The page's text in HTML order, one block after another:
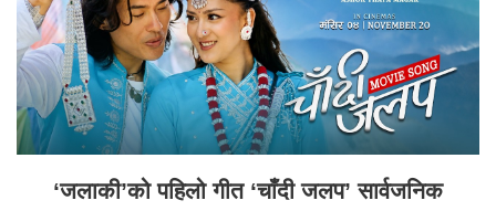
‘जलाकी’को पहिलो गीत ‘चाँदी जलप’ सार्वजनिक